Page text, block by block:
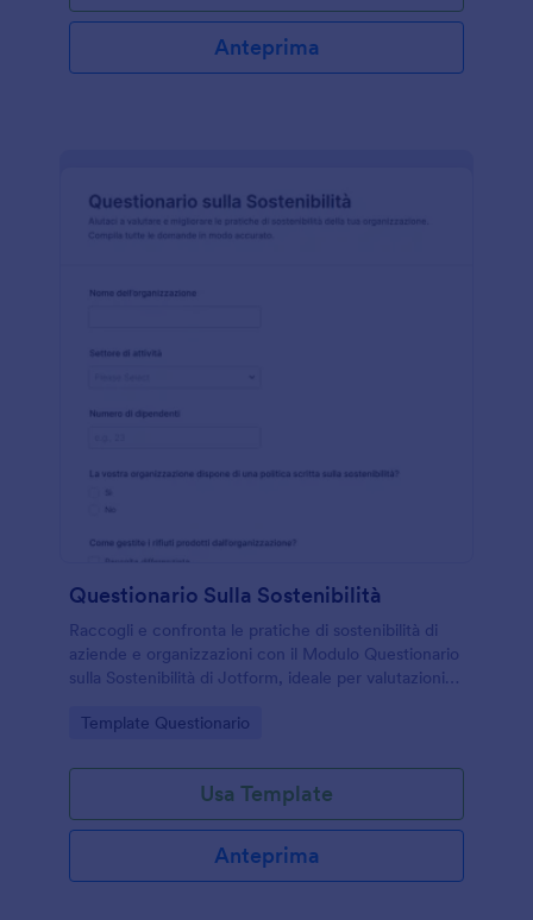
Anteprima
Questionario Sulla Sostenibilità
Raccogli e confronta le pratiche di sostenibilità di
aziende e organizzazioni con il Modulo Questionario
sulla Sostenibilità di Jotform, ideale per valutazioni
basate sulla raccolta dati.
Go to Category:
Template Questionario
Usa Template
Anteprima